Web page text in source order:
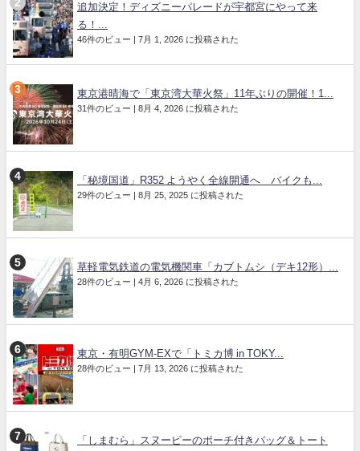
追加決定！ディズニーパレードが宇都宮にやって来
る！...
46件のビュー | 7月 1, 2026 に投稿された
東京港晴海で「東京湾大華火祭」11年ぶりの開催！1...
31件のビュー | 8月 4, 2026 に投稿された
「秘境国道」R352 ようやく全線開通へ バイクも...
29件のビュー | 8月 25, 2025 に投稿された
草軽電気鉄道の電気機関車「カブトムシ（デキ12形）...
28件のビュー | 4月 6, 2026 に投稿された
東京・有明GYM-EXで「トミカ博 in TOKY...
28件のビュー | 7月 13, 2026 に投稿された
「しまむら」スヌーピーのポーチ付きバッグ＆トート